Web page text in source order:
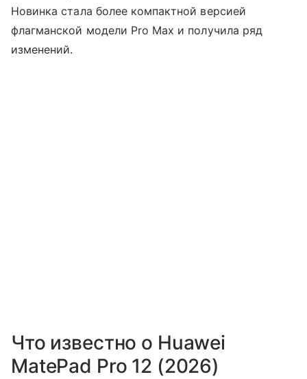
Новинка стала более компактной версией
флагманской модели Pro Max и получила ряд
изменений.
Что известно о Huawei
MatePad Pro 12 (2026)